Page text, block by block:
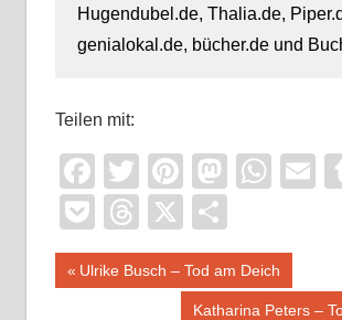
Hugendubel.de, Thalia.de,
genialokal.de, bücher.de und
Teilen mit:
Facebook
TwitterPinterest
PocketThreads
X
Beitragsnavigation
Vorheriger
Ulrike Busch – Tod am Deich
Nächster
Katharina Peters –